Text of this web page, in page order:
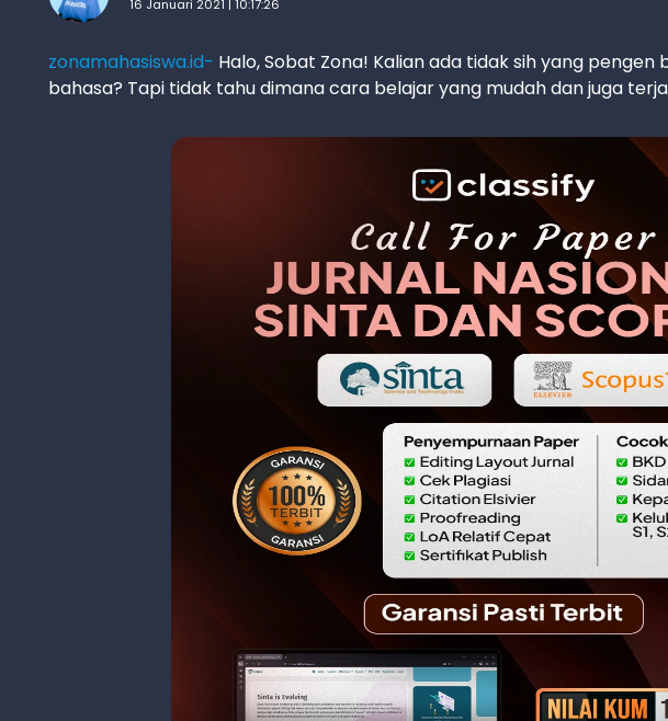
16 Januari 2021 | 10:17:26
zonamahasiswa.id- Halo, Sobat Zona! Kalian ada tidak sih yang
bahasa? Tapi tidak tahu dimana cara belajar yang mudah dan juga